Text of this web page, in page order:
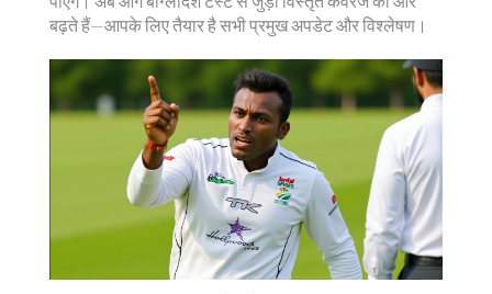
बढ़ते हैं—आपके लिए तैयार है सभी प्रमुख अपडेट और विश्लेषण।